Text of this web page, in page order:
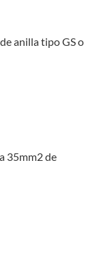
anilla tipo GS o
35mm2 de